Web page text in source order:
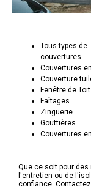
Tous types de
couvertures
Couvertures
Couverture
Fenêtre de
Faîtages
Zinguerie
Gouttières
Couvertures
Que ce soit pour
l'entretien ou de
confiance.